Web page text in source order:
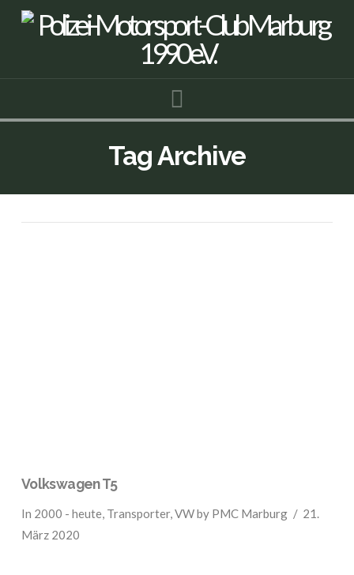
Tag Archive
Volkswagen T5
In 2000 - heute, Transporter,VWby PMC Marburg
21.
März 2020